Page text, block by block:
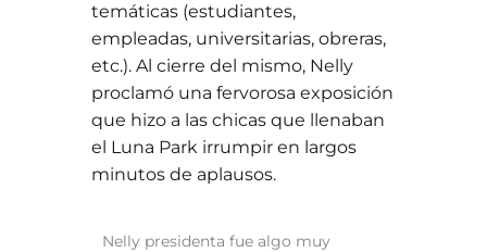
temáticas (estudiantes,
empleadas, universitarias, obreras,
etc.). Al cierre del mismo, Nelly
proclamó una fervorosa exposición
que hizo a las chicas que llenaban
el Luna Park irrumpir en largos
minutos de aplausos.
Nelly presidenta fue algo muy